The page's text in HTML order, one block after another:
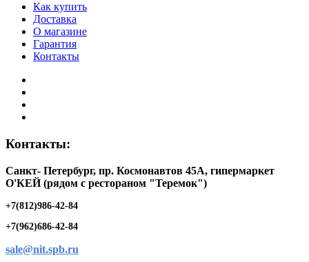
Как купить
Доставка
О магазине
Гарантия
Контакты
Контакты:
Санкт- Петербург, пр. Космонавтов 45А, гипермаркет
O'КЕЙ (рядом с рестораном "Теремок")
+7(812)986-42-84
+7(962)686-42-84
sale@nit.spb.ru